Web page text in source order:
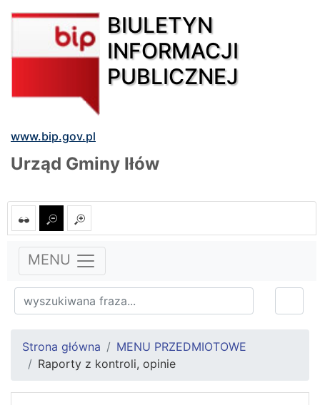
BIULETYN
INFORMACJI
PUBLICZNEJ
www.bip.gov.pl
Urząd Gminy Iłów
MENU
Strona główna
MENU PRZEDMIOTOWE
Raporty z kontroli, opinie